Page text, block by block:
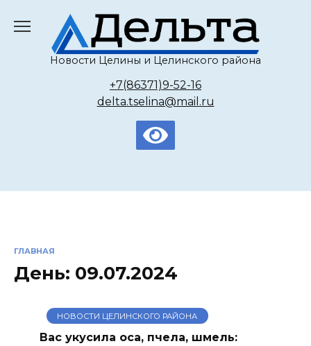
содержанию
Новости Целины и Целинского района
+7(86371)9-52-16
delta.tselina@mail.ru
ГЛАВНАЯ
День: 09.07.2024
НОВОСТИ ЦЕЛИНСКОГО РАЙОНА
Вас укусила оса, пчела, шмель: